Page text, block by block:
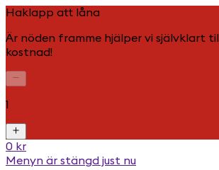
Haklapp att låna
Är nöden framme hjälper vi självklart
kostnad!
1
0 kr
Menyn är stängd just nu